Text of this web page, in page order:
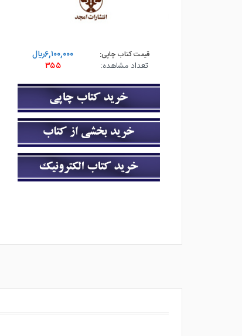
قیمت کتاب چاپی:
۶,۱۰۰,۰۰۰ريال
تعداد مشاهده:
۳۵۵